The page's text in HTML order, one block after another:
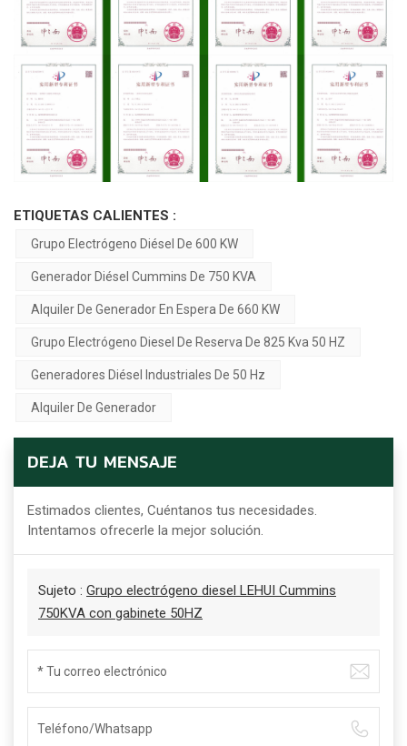
ETIQUETAS CALIENTES :
Grupo Electrógeno Diésel De 600 KW
Generador Diésel Cummins De 750 KVA
Alquiler De Generador En Espera De 660 KW
Grupo Electrógeno Diesel De Reserva De 825 Kva 50 HZ
Generadores Diésel Industriales De 50 Hz
Alquiler De Generador
DEJA TU MENSAJE
Estimados clientes, Cuéntanos tus necesidades.
Intentamos ofrecerle la mejor solución.
Sujeto : Grupo electrógeno diesel LEHUI Cummins
750KVA con gabinete 50HZ